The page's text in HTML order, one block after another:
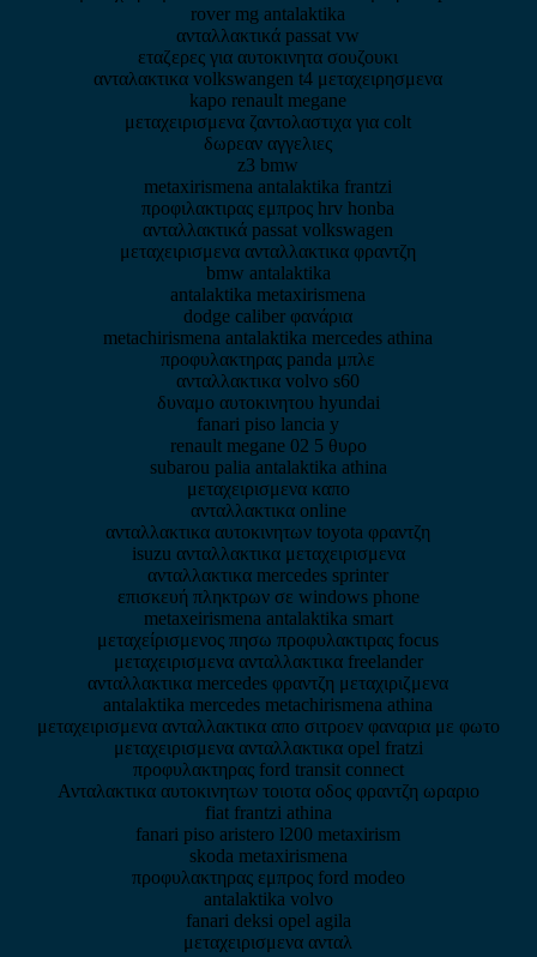
rover mg antalaktika
ανταλλακτικά passat vw
εταζερες για αυτοκινητα σουζουκι
ανταλακτικα volkswangen t4 μεταχειρησμενα
kapo renault megane
μεταχειρισμενα ζαντολαστιχα για colt
δωρεαν αγγελιες
z3 bmw
metaxirismena antalaktika frantzi
προφιλακτιρας εμπρος hrv honba
ανταλλακτικά passat volkswagen
μεταχειρισμενα ανταλλακτικα φραντζη
bmw antalaktika
antalaktika metaxirismena
dodge caliber φανάρια
metachirismena antalaktika mercedes athina
προφυλακτηρας panda μπλε
ανταλλακτικα volvo s60
δυναμο αυτοκινητου hyundai
fanari piso lancia y
renault megane 02 5 θυρο
subarou palia antalaktika athina
μεταχειρισμενα καπο
ανταλλακτικα online
ανταλλακτικα αυτοκινητων toyota φραντζη
isuzu ανταλλακτικα μεταχειρισμενα
ανταλλακτικα mercedes sprinter
επισκευή πληκτρων σε windows phone
metaxeirismena antalaktika smart
μεταχείρισμενος πησω προφυλακτιρας focus
μεταχειρισμενα ανταλλακτικα freelander
ανταλλακτικα mercedes φραντζη μεταχιριζμενα
antalaktika mercedes metachirismena athina
μεταχειρισμενα ανταλλακτικα απο σιτροεν φαναρια με φωτο
μεταχειρισμενα ανταλλακτικα opel fratzi
προφυλακτηρας ford transit connect
Ανταλακτικα αυτοκινητων τοιοτα οδος φραντζη ωραριο
fiat frantzi athina
fanari piso aristero l200 metaxirism
skoda metaxirismena
προφυλακτηρας εμπρος ford modeo
antalaktika volvo
fanari deksi opel agila
μεταχειρισμενα ανταλ